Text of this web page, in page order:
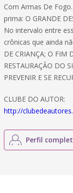
Com Armas De
prima: O GRANDE
No intervalo entre
crônicas que ainda
DE CRIANÇA; O FIM
RESTAURAÇÃO DO
PREVENIR E SE
CLUBE DO AUTOR:
http://
Perfil